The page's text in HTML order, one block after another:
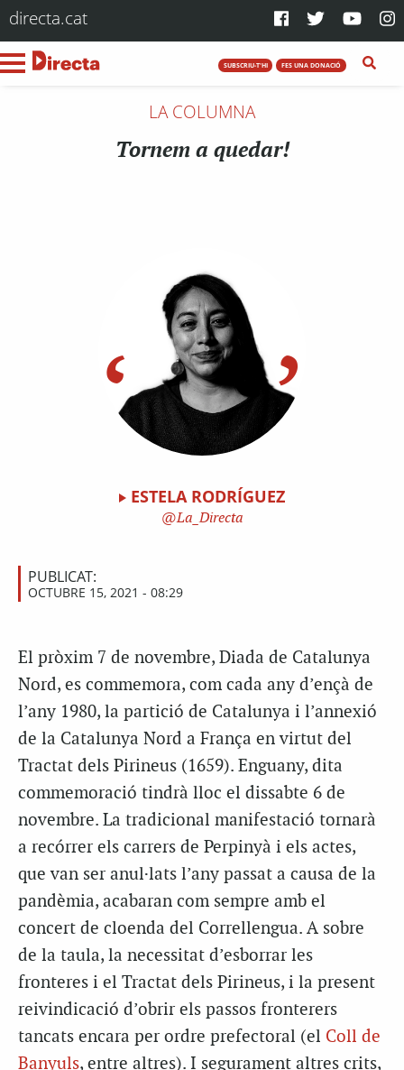
directa.cat
SUBSCRIU-T'HI FES UNA DONACIÓ
LA COLUMNA
Tornem a quedar!
ESTELA RODRÍGUEZ
La_Directa
PUBLICAT:
OCTUBRE 15, 2021 - 08:29
El pròxim 7 de novembre, Diada de Catalunya
Nord, es commemora, com cada any d’ençà de
l’any 1980, la partició de Catalunya i l’annexió
de la Catalunya Nord a França en virtut del
Tractat dels Pirineus (1659). Enguany, dita
commemoració tindrà lloc el dissabte 6 de
novembre. La tradicional manifestació tornarà
a recórrer els carrers de Perpinyà i els actes,
que van ser anul·lats l’any passat a causa de la
pandèmia, acabaran com sempre amb el
concert de cloenda del Correllengua. A sobre
de la taula, la necessitat d’esborrar les
fronteres i el Tractat dels Pirineus, i la present
reivindicació d’obrir els passos fronterers
tancats encara per ordre prefectoral (el Coll de
Banyuls, entre altres). I segurament altres crits,